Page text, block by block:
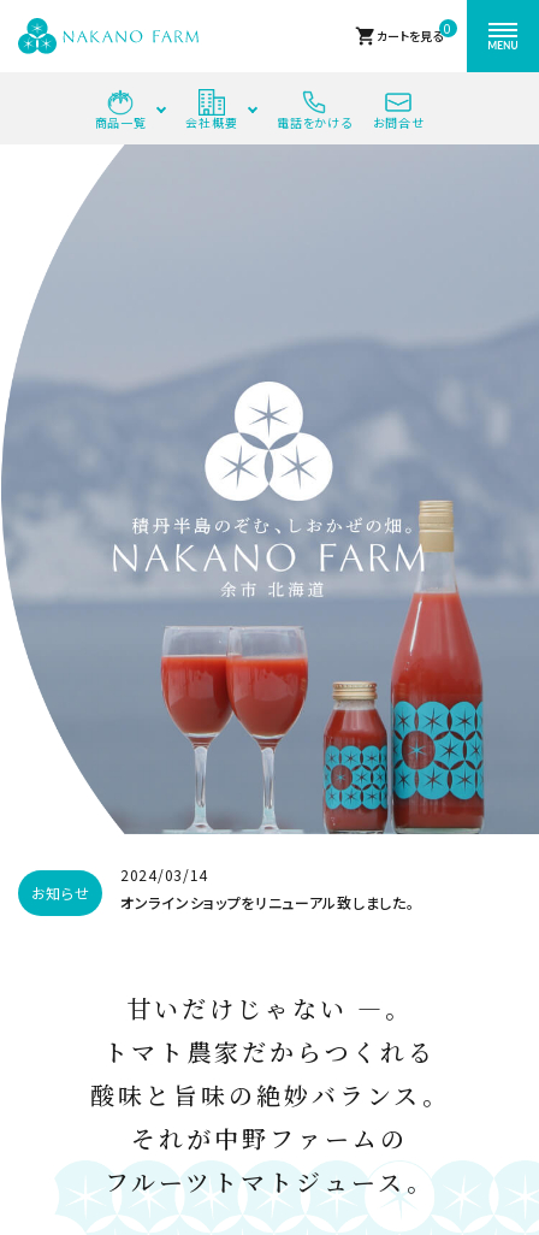
0
shopping_cart カートを見る
商品一覧 会社概要 電話をかける お問合せ
ACCOUNT MENU
ようこそ ゲスト 様
meeting_room
search
中野ファームの商品
中野ファームに関して（歩み・採用）
インフォメーション
お知らせ
2024/03/14
オンラインショップをリニューアル致しました。
甘いだけじゃない —。
トマト農家だからつくれる
酸味と旨味の絶妙バランス。
それが中野ファームの
フルーツトマトジュース。